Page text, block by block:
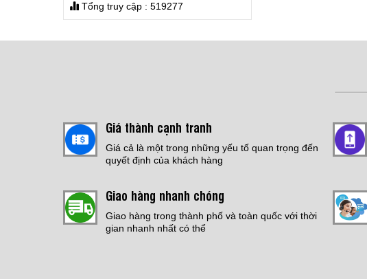
Giá:4,200,000 đ
Giá:Liên hệ
CHỐNG THẤM SÀN MÁI
CRETE
Giá:Liên hệ
TỰ SAN PHẲNG
Giá:Liên hệ
Tổng truy cập : 519277
Giá thành cạnh tranh
Giá cả là một trong những yếu tố quan trọng đến
quyết định của khách hàng
Giao hàng nhanh chóng
Giao hàng trong thành phố và toàn quốc với thời
gian nhanh nhất có thể